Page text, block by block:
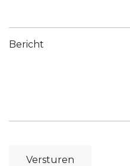
Bericht
Versturen